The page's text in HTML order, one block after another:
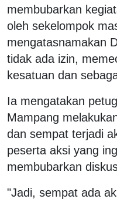
membubarkan
oleh sekelompok
mengatasnamakan
tidak ada izin,
kesatuan dan
Ia mengatakan
Mampang
dan sempat terjadi
peserta aksi yang
membubarkan
"Jadi, sempat ada